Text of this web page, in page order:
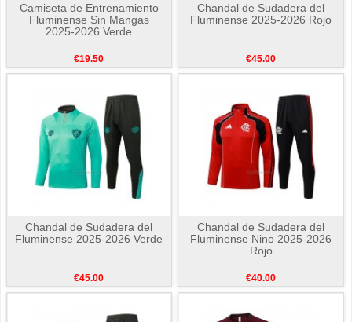
Camiseta de Entrenamiento
Fluminense Sin Mangas
2025-2026 Verde
€19.50
Chandal de Sudadera del
Fluminense 2025-2026 Rojo
€45.00
Chandal de Sudadera del
Fluminense 2025-2026 Verde
€45.00
Chandal de Sudadera del
Fluminense Nino 2025-2026
Rojo
€40.00